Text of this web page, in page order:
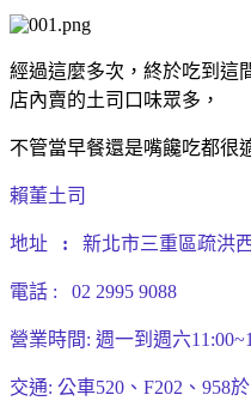
經過這麼多次，終於吃到這
店內賣的土司口味眾多，
不管當早餐還是嘴饞吃都很
賴董土司
地址 : 新北市三重區疏洪
電話 : 02 2995 9088
營業時間: 週一到週六
交通: 公車520、F202、958